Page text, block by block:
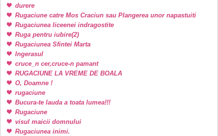
durere
Rugaciune catre Mos Craciun sau Plangerea unor napastuiti
Rugaciunea liceenei indragostite
Ruga pentru iubire(2)
Rugaciunea Sfintei Marta
Ingerasul
cruce_n cer,cruce-n pamant
RUGACIUNE LA VREME DE BOALA
O, Doamne !
rugaciune
Bucura-te lauda a toata lumea!!!
Rugaciune
visul maicii domnului
Rugaciunea inimi.